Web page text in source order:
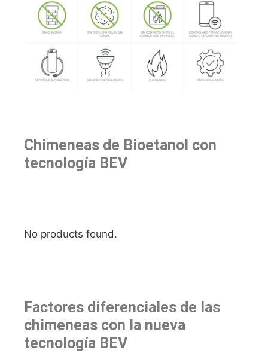
Chimeneas de Bioetanol con
tecnología BEV
No products found.
Factores diferenciales de las
chimeneas con la nueva
tecnología BEV